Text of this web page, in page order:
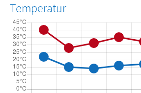
Temperatur